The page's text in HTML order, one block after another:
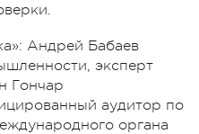
Андрей Бабаев
эксперт
Гончар
аудитор по
органа